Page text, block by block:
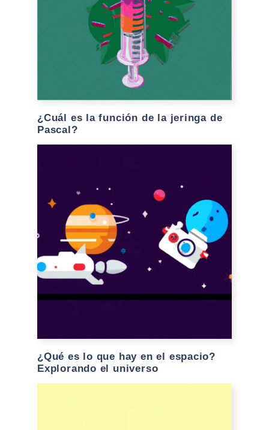
¿Cuál es la función de la jeringa de
Pascal?
¿Qué es lo que hay en el espacio?
Explorando el universo